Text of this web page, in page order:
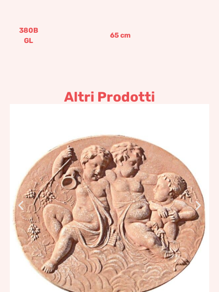
380B
GL
65cm
Altri Prodotti
280,53€–336,62€